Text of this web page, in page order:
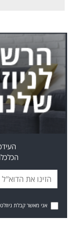
אני מאשר קבלת